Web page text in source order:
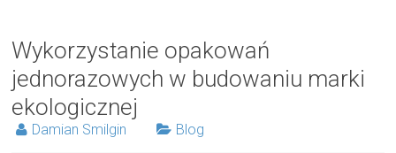
Wykorzystanie opakowań
jednorazowych w budowaniu marki
ekologicznej
Damian Smilgin Blog